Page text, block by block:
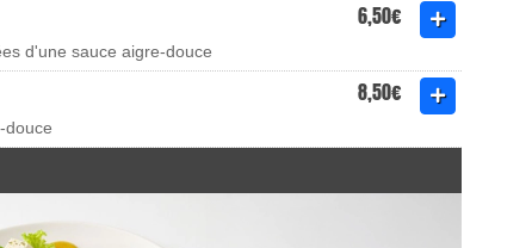
6,50€
d'une sauce aigre-douce
8,50€
douce